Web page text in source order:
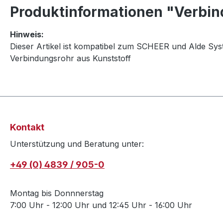
Produktinformationen
Hinweis:
Dieser Artikel ist kompatibel zum SCHEER und Alde
Verbindungsrohr aus Kunststoff
Kontakt
Unterstützung und Beratung unter:
+49 (0) 4839 / 905-0
Montag bis Donnnerstag
7:00 Uhr - 12:00 Uhr und 12:45 Uhr - 16:00 Uhr